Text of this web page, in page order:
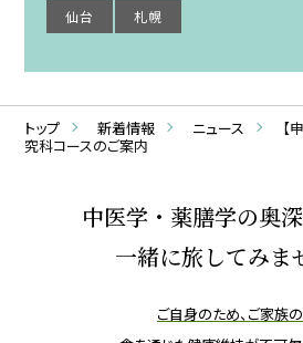
仙台 札幌
トップ 新着情報 ニュース
【
究科コースのご案内
中医学・薬膳学の奥深
一緒に旅してみま
ご自身のため、ご家族の